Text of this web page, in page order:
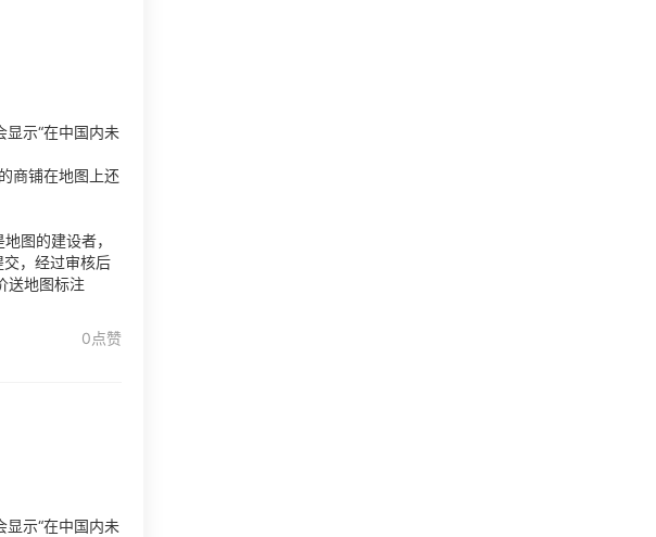
示“在中国内未
铺在地图上还
图的建设者，
，经过审核后
地图标注
0点赞
示“在中国内未